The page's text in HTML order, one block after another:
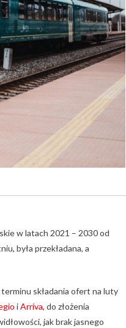
w latach 2021 – 2030 od
była przekładana, a
terminu składania ofert na luty
iArriva, do złożenia
jak brak jasnego